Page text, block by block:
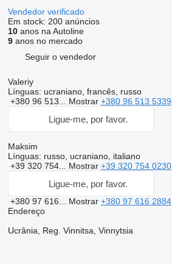
Vendedor verificado
Em stock: 200 anúncios
10anos na Autoline
9anos no mercado
Seguir o vendedor
Valeriy
Línguas: ucraniano, francês, russo
+380 96 513... Mostrar +380 96 513 5339
Ligue-me, por favor.
Maksim
Línguas: russo, ucraniano, italiano
+39 320 754... Mostrar +39 320 754 0230
Ligue-me, por favor.
+380 97 616... Mostrar +380 97 616 2884
Endereço
Ucrânia, Reg. Vinnitsa, Vinnytsia